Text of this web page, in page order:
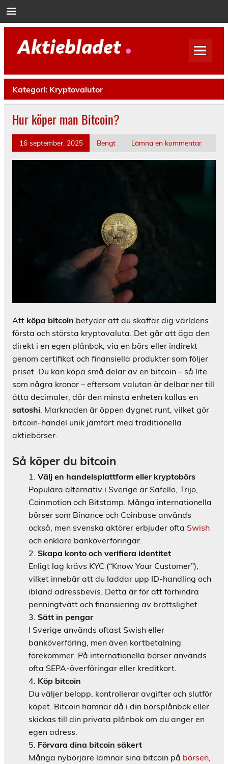
till
Aktiebladet
Kategori: Kryptovalutor
Hur köper man Bitcoin?
16 september, 2025 Bengt Lämna en kommentar
Att köpa bitcoin betyder att du skaffar dig världens
första och största kryptovaluta. Det går att äga den
direkt i en egen plånbok, via en börs eller indirekt
genom certifikat och finansiella produkter som följer
priset. Du kan köpa små delar av en bitcoin – så lite
som några kronor – eftersom valutan är delbar ner till
åtta decimaler, där den minsta enheten kallas en
satoshi. Marknaden är öppen dygnet runt, vilket gör
bitcoin-handel unik jämfört med traditionella
aktiebörser.
Så köper du bitcoin
Välj en handelsplattform eller kryptobörs
Populära alternativ i Sverige är Safello, Trijo,
Coinmotion och Bitstamp. Många internationella
börser som Binance och Coinbase används
också, men svenska aktörer erbjuder ofta Swish
och enklare banköverföringar.
Skapa konto och verifiera identitet
Enligt lag krävs KYC (“Know Your Customer”),
vilket innebär att du laddar upp ID-handling och
ibland adressbevis. Detta är för att förhindra
penningtvätt och finansiering av brottslighet.
Sätt in pengar
I Sverige används oftast Swish eller
banköverföring, men även kortbetalning
förekommer. På internationella börser används
ofta SEPA-överföringar eller kreditkort.
Köp bitcoin
Du väljer belopp, kontrollerar avgifter och slutför
köpet. Bitcoin hamnar då i din börsplånbok eller
skickas till din privata plånbok om du anger en
egen adress.
Förvara dina bitcoin säkert
Många nybörjare lämnar sina bitcoin på börsen